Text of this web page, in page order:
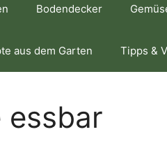
Bodendecker
aus dem Garten Tipps &
essbar